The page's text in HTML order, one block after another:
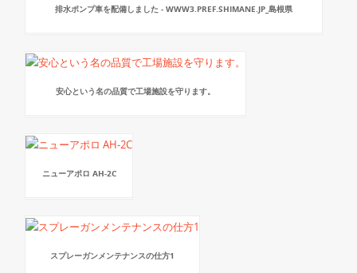
排水ポンプ車を配備しました - WWW3.PREF.SHIMANE.JP_島根県
安心という名の品質で工場施設を守ります。
ニューアポロ AH-2C
スプレーガンメンテナンスの仕方1